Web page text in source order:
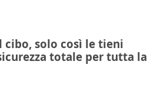
solo così le tieni
totale per tutta la